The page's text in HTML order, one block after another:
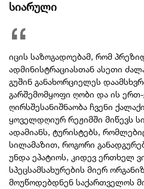
სიარული
იცის საზოგადოებამ, რომ
ადმინისტრაციასთან ასეთი
გუშინ განახორციელეს
გარშემომყოფი ღობი და ის
ღირსშესანიშნაობა ჩვენი
ყოველდღიურ რეჟიმში მიწევს
ადამიანს, ტურისტებს,
სილამაზით, როგორი
უნდა ეპატიოს, კიდევ ერთხელ
სპეცსამსახურების მიერ
მოუწოდებდნენ საქართველოს